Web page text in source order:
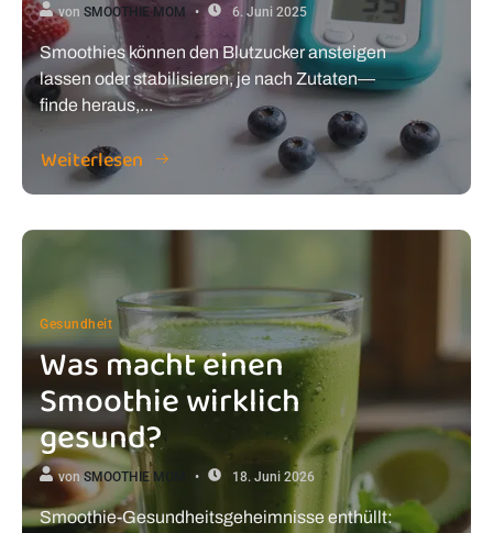
vonSMOOTHIE MOM 6. Juni 2025
Smoothies können den Blutzucker ansteigen
lassen oder stabilisieren, je nach Zutaten—
finde heraus,...
Weiterlesen
Gesundheit
Was macht einen
Smoothie wirklich
gesund?
vonSMOOTHIE MOM 18. Juni 2026
Smoothie-Gesundheitsgeheimnisse enthüllt: